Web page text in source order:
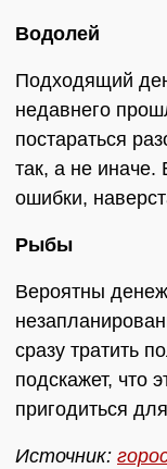
Водолей
Подходящий
недавнего
постараться
так, а не иначе.
ошибки,
Рыбы
Вероятны
сразу тратить
подскажет, что
пригодиться
Источник: